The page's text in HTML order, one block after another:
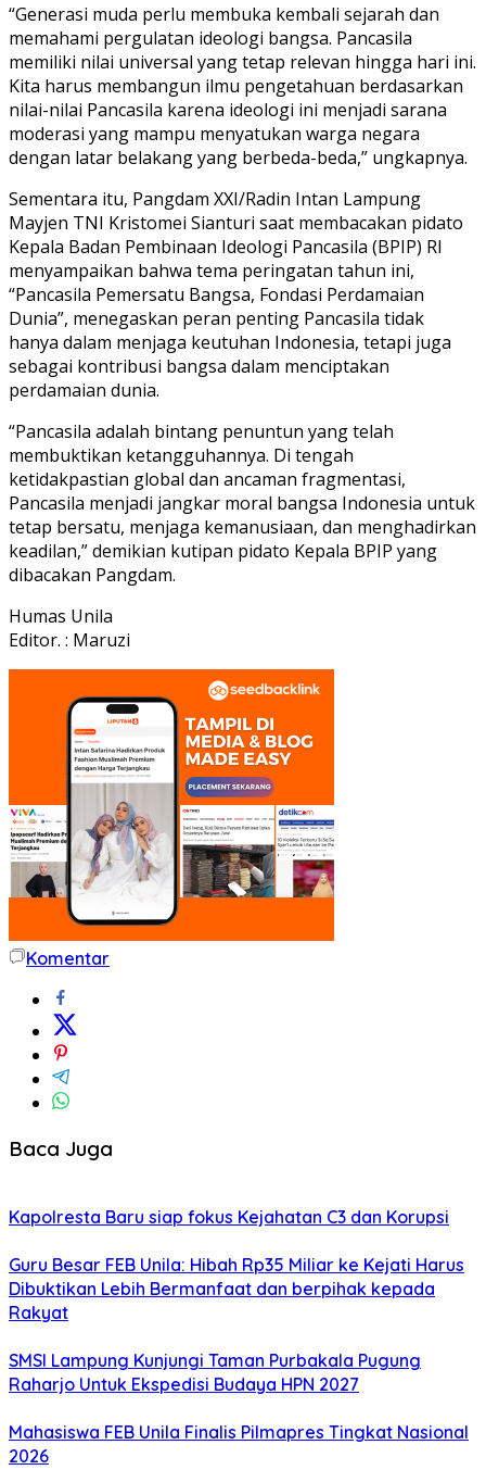
“Generasi muda perlu membuka kembali sejarah dan
memahami pergulatan ideologi bangsa. Pancasila
memiliki nilai universal yang tetap relevan hingga hari ini.
Kita harus membangun ilmu pengetahuan berdasarkan
nilai-nilai Pancasila karena ideologi ini menjadi sarana
moderasi yang mampu menyatukan warga negara
dengan latar belakang yang berbeda-beda,” ungkapnya.
Sementara itu, Pangdam XXI/Radin Intan Lampung
Mayjen TNI Kristomei Sianturi saat membacakan pidato
Kepala Badan Pembinaan Ideologi Pancasila (BPIP) RI
menyampaikan bahwa tema peringatan tahun ini,
“Pancasila Pemersatu Bangsa, Fondasi Perdamaian
Dunia”, menegaskan peran penting Pancasila tidak
hanya dalam menjaga keutuhan Indonesia, tetapi juga
sebagai kontribusi bangsa dalam menciptakan
perdamaian dunia.
“Pancasila adalah bintang penuntun yang telah
membuktikan ketangguhannya. Di tengah
ketidakpastian global dan ancaman fragmentasi,
Pancasila menjadi jangkar moral bangsa Indonesia untuk
tetap bersatu, menjaga kemanusiaan, dan menghadirkan
keadilan,” demikian kutipan pidato Kepala BPIP yang
dibacakan Pangdam.
Humas Unila
Editor. : Maruzi
Komentar
Baca Juga
Kapolresta Baru siap fokus Kejahatan C3 dan Korupsi
Guru Besar FEB Unila: Hibah Rp35 Miliar ke Kejati Harus
Dibuktikan Lebih Bermanfaat dan berpihak kepada
Rakyat
SMSI Lampung Kunjungi Taman Purbakala Pugung
Raharjo Untuk Ekspedisi Budaya HPN 2027
Mahasiswa FEB Unila Finalis Pilmapres Tingkat Nasional
2026